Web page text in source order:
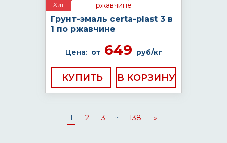
Хит
Грунт-эмаль certa-plast 3 в
1 по ржавчине
Цена: от649 руб/кг
КУПИТЬ
1 2 3 ... 138 »